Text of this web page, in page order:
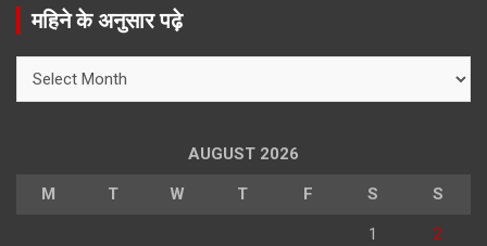
r
महिने के अनुसार पढ़े
AUGUST 2026
M T W T F S S
1 2